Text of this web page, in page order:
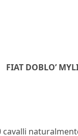
FIAT DOBLO’